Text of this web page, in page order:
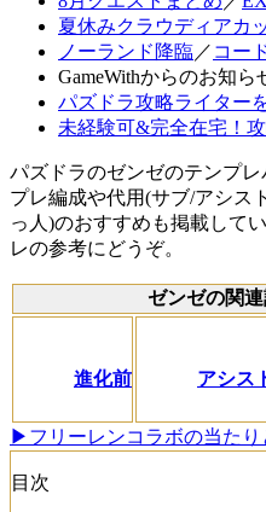
夏休みクラウディアカ
ノーランド降臨／ コー
GameWithからのお知ら
パズドラ攻略ライター
未経験可&完全在宅！
パズドラのゼンゼのテンプ
プレ編成や代用(サブ/アシス
っ人)のおすすめも掲載して
レの参考にどうぞ。
ゼンゼの関
進化前 アシス
▶フリーレンコラボの当たり
目次